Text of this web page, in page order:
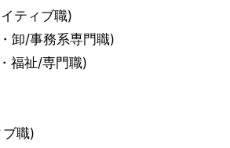
ティブ職)
卸/事務系専門職)
福祉/専門職)
職)